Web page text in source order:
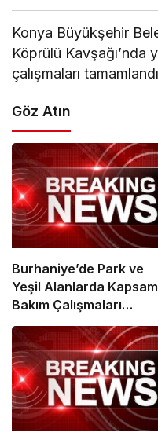
Konya Büyükşehir
Köprülü Kavşağı’nda
çalışmaları
Göz Atın
Burhaniye’de Park ve
Yeşil Alanlarda
Bakım Çalışmaları
Sürüyor